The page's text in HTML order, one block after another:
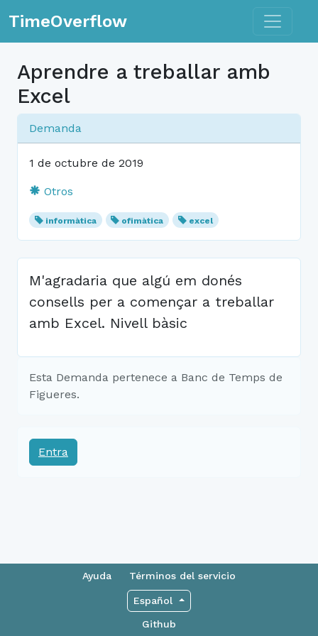
TimeOverflow Toggle
Aprendre a treballar amb
Excel
Demanda
1 de octubre de 2019
Otros
informàtica ofimàtica excel
M'agradaria que algú em donés
consells per a començar a treballar
amb Excel. Nivell bàsic
Esta Demanda pertenece a Banc de Temps de
Figueres.
Entra
Ayuda Términos del servicio
Español
Github